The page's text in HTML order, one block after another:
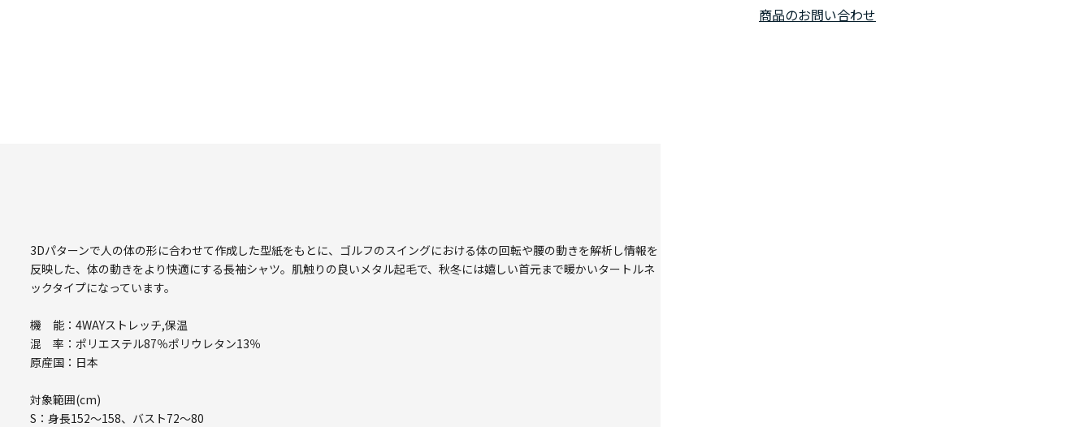
商品のお問い合わせ
3Dパターンで人の体の形に合わせて作成した型紙をもとに、ゴルフのスイングにおける体の回転や腰の動きを解析し情報を
反映した、体の動きをより快適にする長袖シャツ。肌触りの良いメタル起毛で、秋冬には嬉しい首元まで暖かいタートルネ
ックタイプになっています。
機 能：4WAYストレッチ,保温
混 率：ポリエステル87％ポリウレタン13％
原産国：日本
対象範囲(cm)
S：身長152～158、バスト72～80